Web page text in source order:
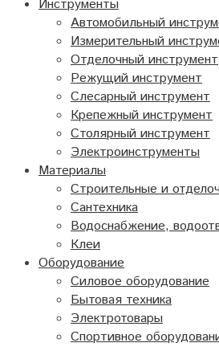
Инструменты
Автомобильный
Измерительный
Отделочный инструмент
Режущий инструмент
Слесарный инструмент
Крепежный инструмент
Столярный инструмент
Электроинструменты
Материалы
Строительные и
Сантехника
Водоснабжение,
Клеи
Оборудование
Силовое оборудование
Бытовая техника
Электротовары
Спортивное